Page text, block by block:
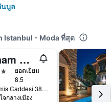
นบูล
Istanbul - Moda ที่สุด
Wyndham Grand Istanbul Kalamis Marina Hotel
ยอดเยี่ยม
8.5
Fener Kalamis Caddesi 38, อิสตันบูล, ตุรเคีย
กลางเมือง